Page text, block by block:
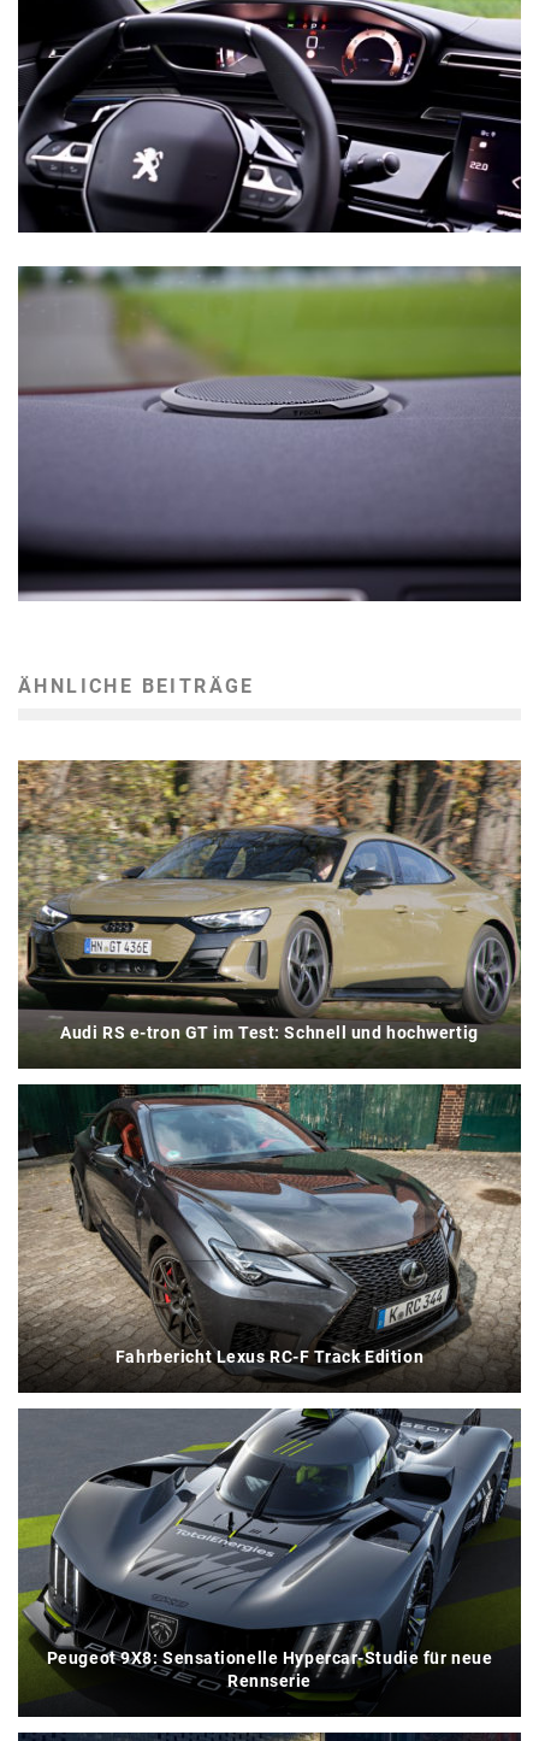
ÄHNLICHE BEITRÄGE
Audi RS e-tron GT im Test: Schnell und hochwertig
Fahrbericht Lexus RC-F Track Edition
Peugeot 9X8: Sensationelle Hypercar-Studie für neue
Rennserie